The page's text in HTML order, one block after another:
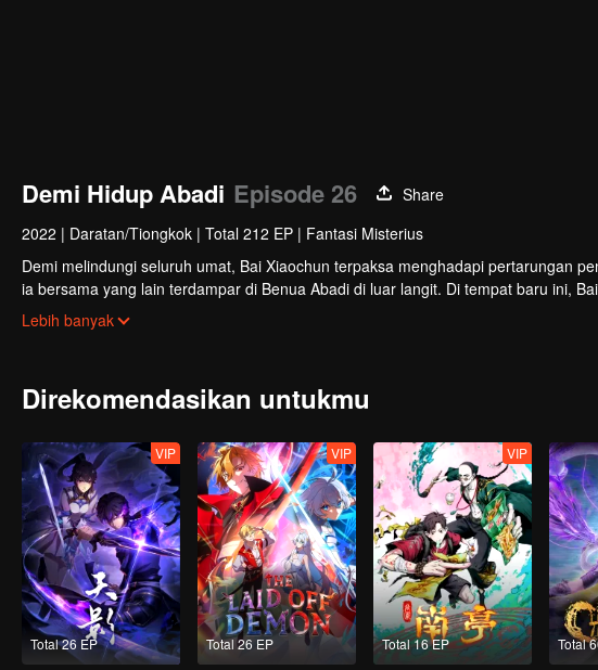
Demi Hidup Abadi Episode 26
Share
2022 | Daratan/Tiongkok | Total 212 EP | Fantasi Misterius
Demi melindungi seluruh umat, Bai Xiaochun terpaksa menghadapi pertarungan
ia bersama yang lain terdampar di Benua Abadi di luar langit. Di tempat baru ini,
serta musuh-musuh yang jauh lebih kuat.
Lebih banyak
Direkomendasikan untukmu
Total 26 EP
VIP
Total 26 EP
VIP
Total 16 EP
VIP
Total